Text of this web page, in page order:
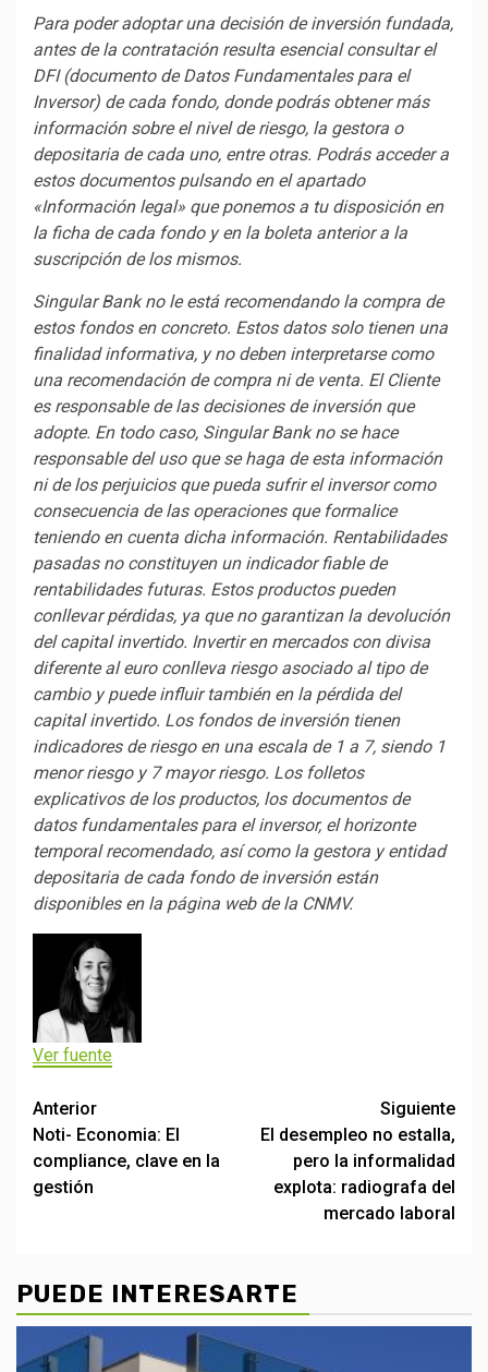
Para poder adoptar una decisión de inversión fundada,
antes de la contratación resulta esencial consultar el
DFI (documento de Datos Fundamentales para el
Inversor) de cada fondo, donde podrás obtener más
información sobre el nivel de riesgo, la gestora o
depositaria de cada uno, entre otras. Podrás acceder a
estos documentos pulsando en el apartado
«Información legal» que ponemos a tu disposición en
la ficha de cada fondo y en la boleta anterior a la
suscripción de los mismos.
Singular Bank no le está recomendando la compra de
estos fondos en concreto. Estos datos solo tienen una
finalidad informativa, y no deben interpretarse como
una recomendación de compra ni de venta. El Cliente
es responsable de las decisiones de inversión que
adopte. En todo caso, Singular Bank no se hace
responsable del uso que se haga de esta información
ni de los perjuicios que pueda sufrir el inversor como
consecuencia de las operaciones que formalice
teniendo en cuenta dicha información. Rentabilidades
pasadas no constituyen un indicador fiable de
rentabilidades futuras. Estos productos pueden
conllevar pérdidas, ya que no garantizan la devolución
del capital invertido. Invertir en mercados con divisa
diferente al euro conlleva riesgo asociado al tipo de
cambio y puede influir también en la pérdida del
capital invertido. Los fondos de inversión tienen
indicadores de riesgo en una escala de 1 a 7, siendo 1
menor riesgo y 7 mayor riesgo. Los folletos
explicativos de los productos, los documentos de
datos fundamentales para el inversor, el horizonte
temporal recomendado, así como la gestora y entidad
depositaria de cada fondo de inversión están
disponibles en la página web de la CNMV.
Ver fuente
Post
navigation
Anterior
Noti- Economia: El
compliance, clave en la
gestión
Siguiente
El desempleo no estalla,
pero la informalidad
explota: radiografa del
mercado laboral
PUEDE INTERESARTE